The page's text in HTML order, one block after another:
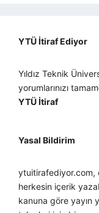
YTÜ İtiraf Ediyor
Yıldız Teknik
yorumlarınızı
YTÜ İtiraf
Yasal Bildirim
ytuitirafediyor.com,
herkesin içerik
kanuna göre yayın